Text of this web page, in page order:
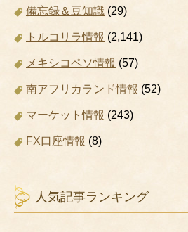
備忘録＆豆知識 (29)
トルコリラ情報 (2,141)
メキシコペソ情報 (57)
南アフリカランド情報 (52)
マーケット情報 (243)
FX口座情報 (8)
人気記事ランキング